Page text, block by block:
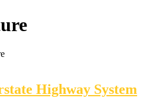
Highway System